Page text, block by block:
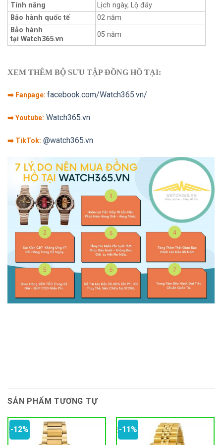
Tính năng
Lịch ngày, Lộ đáy
Bảo hành quốc tế
02 năm
Bảo hành
tại Watch365.vn
05 năm
XEM THÊM BỘ SƯU TẬP ĐỒNG HỒ TẠI:
➡️ Fanpage: facebook.com/Watch365.vn/
➡️ Youtube: Watch365.vn
➡️ TikTok: @watch365.vn
SẢN PHẨM TƯƠNG TỰ
-12% -11%